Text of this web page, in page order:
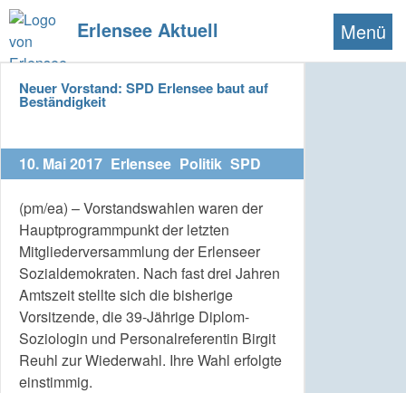
Erlensee Aktuell Menü
Neuer Vorstand: SPD Erlensee baut auf
Beständigkeit
10. Mai 2017 Erlensee Politik SPD
(pm/ea) – Vorstandswahlen waren der
Hauptprogrammpunkt der letzten
Mitgliederversammlung der Erlenseer
Sozialdemokraten. Nach fast drei Jahren
Amtszeit stellte sich die bisherige
Vorsitzende, die 39-Jährige Diplom-
Soziologin und Personalreferentin Birgit
Reuhl zur Wiederwahl. Ihre Wahl erfolgte
einstimmig.